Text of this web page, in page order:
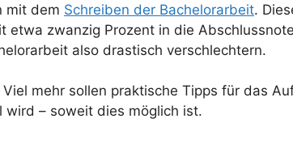
mit dem Schreiben der Bachelorarbeit.
zwanzig Prozent in die
also drastisch verschlechtern.
mehr sollen praktische Tipps für das
wird – soweit dies möglich ist.